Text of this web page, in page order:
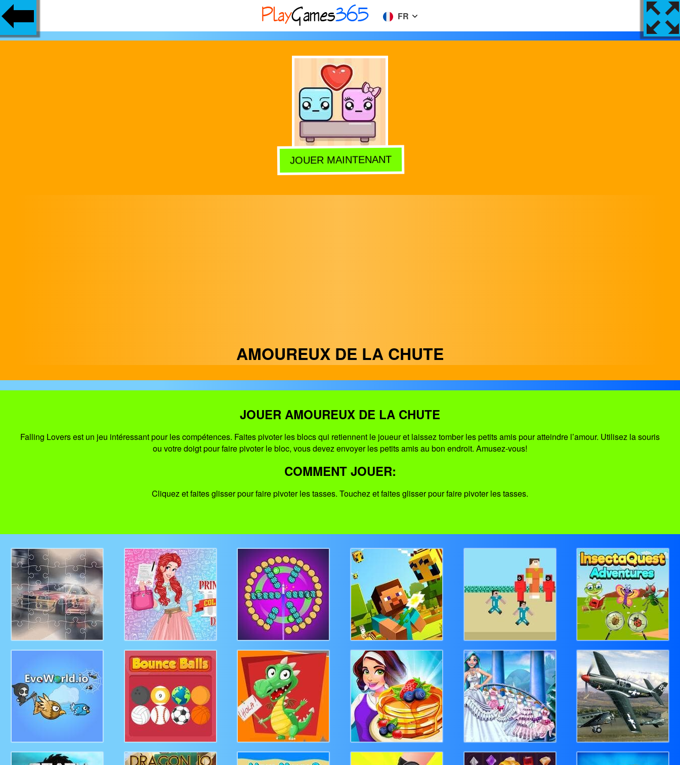
FR
JOUER MAINTENANT
AMOUREUX DE LA CHUTE
JOUER AMOUREUX DE LA CHUTE
Falling Lovers est un jeu intéressant pour les compétences. Faites pivoter les blocs qui retiennent le joueur et laissez tomber les petits amis pour atteindre l’amour. Utilisez la souris
ou votre doigt pour faire pivoter le bloc, vous devez envoyer les petits amis au bon endroit. Amusez-vous!
COMMENT JOUER:
Cliquez et faites glisser pour faire pivoter les tasses. Touchez et faites glisser pour faire pivoter les tasses.